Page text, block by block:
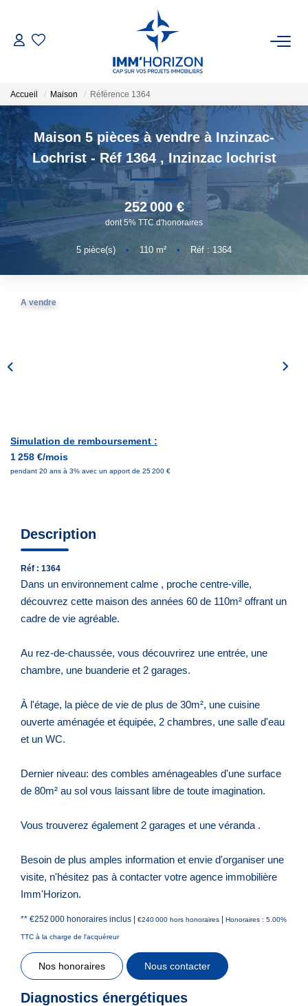
ACHETER
LOUER
ESTIMER
FAIRE GÉRER
BIENS VENDUS
NOTRE AGENCE
Accueil Maison Référence 1364
Maison 5 pièces à vendre à Inzinzac-
Lochrist - Réf 1364, Inzinzac lochrist
252 000 €
dont 5% TTC d'honoraires
5 pièce(s) • 110 m² • Réf : 1364
A vendre
Simulation de remboursement :
1 258 €/mois
pendant 20 ans à 3% avec un apport de 25 200 €
Description
Réf : 1364
Dans un environnement calme , proche centre-ville,
découvrez cette maison des années 60 de 110m² offrant un
cadre de vie agréable.
Au rez-de-chaussée, vous découvrirez une entrée, une
chambre, une buanderie et 2 garages.
À l'étage, la pièce de vie de plus de 30m², une cuisine
ouverte aménagée et équipée, 2 chambres, une salle d'eau
et un WC.
Dernier niveau: des combles aménageables d'une surface
de 80m² au sol vous laissant libre de toute imagination.
Vous trouverez également 2 garages et une véranda .
Besoin de plus amples information et envie d'organiser une
visite, n'hésitez pas à contacter votre agence immobilière
Imm'Horizon.
** €252 000 honoraires inclus | €240 000 hors honoraires | Honoraires : 5.00%
TTC à la charge de l'acquéreur
Nos honoraires Nous contacter
Diagnostics énergétiques